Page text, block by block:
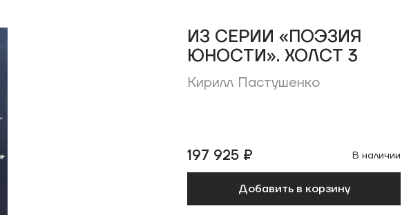
ИЗ СЕРИИ «ПОЭЗИЯ
ЮНОСТИ». ХОЛСТ 3
Кирилл Пастушенко
197 925 ₽ В наличии
Добавить в корзину